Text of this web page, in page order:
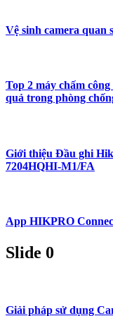
Vệ sinh camera quan
Top 2 máy chấm
quả trong phòng
Giới thiệu Đầu ghi
7204HQHI-M1/FA
App HIKPRO
Slide 0
Giải pháp sử dụng